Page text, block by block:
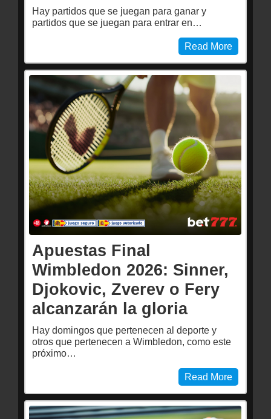
Hay partidos que se juegan para ganar y
partidos que se juegan para entrar en…
Read More
Apuestas Final
Wimbledon 2026: Sinner,
Djokovic, Zverev o Fery
alcanzarán la gloria
Hay domingos que pertenecen al deporte y
otros que pertenecen a Wimbledon, como este
próximo…
Read More